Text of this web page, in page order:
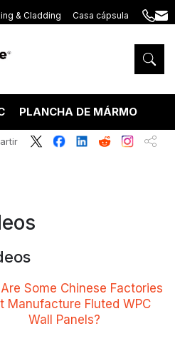
& Cladding Casa cápsula
+86
5575
PLANCHA DE MÁRMOL PVC
Some Chinese Factories
Manufacture Fluted WPC
Wall Panels?